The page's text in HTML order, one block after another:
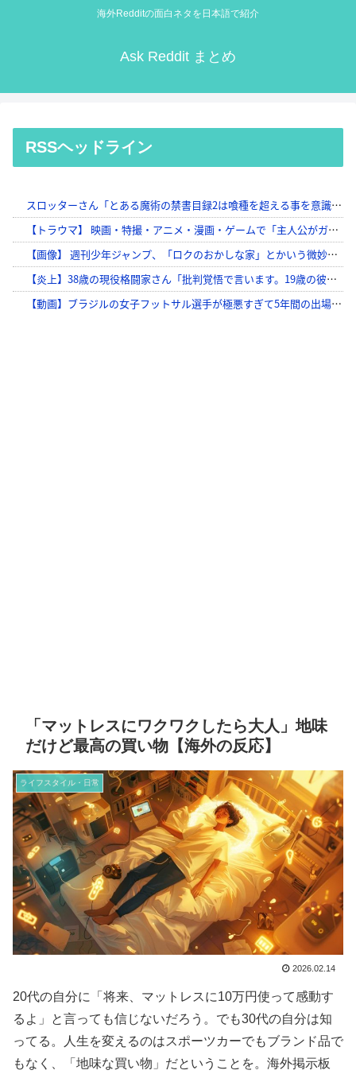
海外Redditの面白ネタを日本語で紹介
Ask Reddit まとめ
RSSヘッドライン
「マットレスにワクワクしたら大人」地味
だけど最高の買い物【海外の反応】
ライフスタイル・日常
2026.02.14
20代の自分に「将来、マットレスに10万円使って感動す
るよ」と言っても信じないだろう。でも30代の自分は知
ってる。人生を変えるのはスポーツカーでもブランド品で
もなく、「地味な買い物」だということを。海外掲示板